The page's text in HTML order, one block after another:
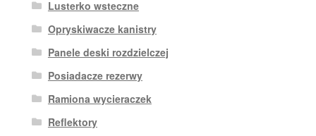
Lusterko wsteczne
Opryskiwacze kanistry
Panele deski rozdzielczej
Posiadacze rezerwy
Ramiona wycieraczek
Reflektory